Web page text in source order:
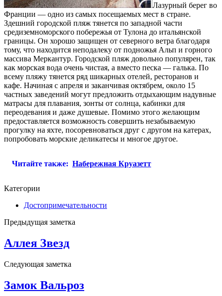
Лазурный берег во
Франции — одно из самых посещаемых мест в стране.
Здешний городской пляж тянется по западной части
средиземноморского побережья от Тулона до итальянской
границы. Он хорошо защищен от северного ветра благодаря
тому, что находится неподалеку от подножья Альп и горного
массива Меркантур. Городской пляж довольно популярен, так
как морская вода очень чистая, а вместо песка — галька. По
всему пляжу тянется ряд шикарных отелей, ресторанов и
кафе. Начиная с апреля и заканчивая октябрем, около 15
частных заведений могут предложить отдыхающим надувные
матрасы для плавания, зонты от солнца, кабинки для
переодевания и даже душевые. Помимо этого желающим
предоставляется возможность совершить незабываемую
прогулку на яхте, посоревноваться друг с другом на катерах,
попробовать морские деликатесы и многое другое.
Читайте также: Набережная Круазетт
Категории
Достопримечательности
Предыдущая заметка
Аллея Звезд
Следующая заметка
Замок Вальроз